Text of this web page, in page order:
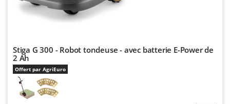
Oriental Koshin
Outdoorchef
P
Palazzetti
Palumbo Pavi
Partisani
Paterlini
Stiga G 300 - Robot tondeuse - avec batterie E-Power de
2 Ah
Offert par AgriEuro